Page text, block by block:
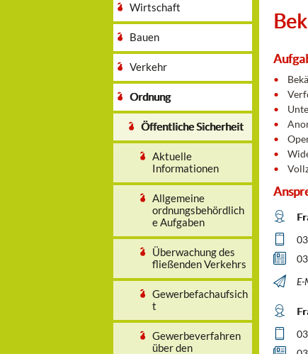
Wirtschaft
Bauen
Verkehr
Ordnung
Öffentliche Sicherheit
Aktuelle
Informationen
Allgemeine
ordnungsbehördlich
e Aufgaben
Überwachung des
fließenden Verkehrs
Gewerbefachaufsich
t
Gewerbeverfahren
über den
E-